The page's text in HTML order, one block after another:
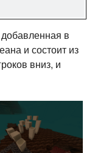
в
и состоит из
вниз, и